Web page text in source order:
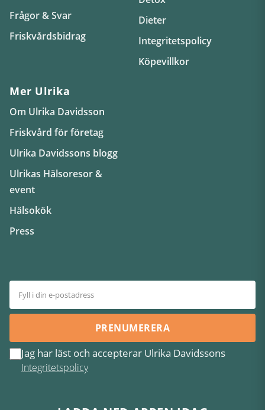
Frågor & Svar
Friskvårdsbidrag
Dieter
Integritetspolicy
Köpevillkor
Mer Ulrika
Om Ulrika Davidsson
Friskvård för företag
Ulrika Davidssons blogg
Ulrikas Hälsoresor &
event
Hälsokök
Press
PRENUMERERA
Jag har läst och accepterar Ulrika Davidssons
Integritetspolicy